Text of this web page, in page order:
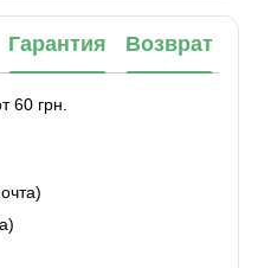
Гарантия Возврат
60 грн.